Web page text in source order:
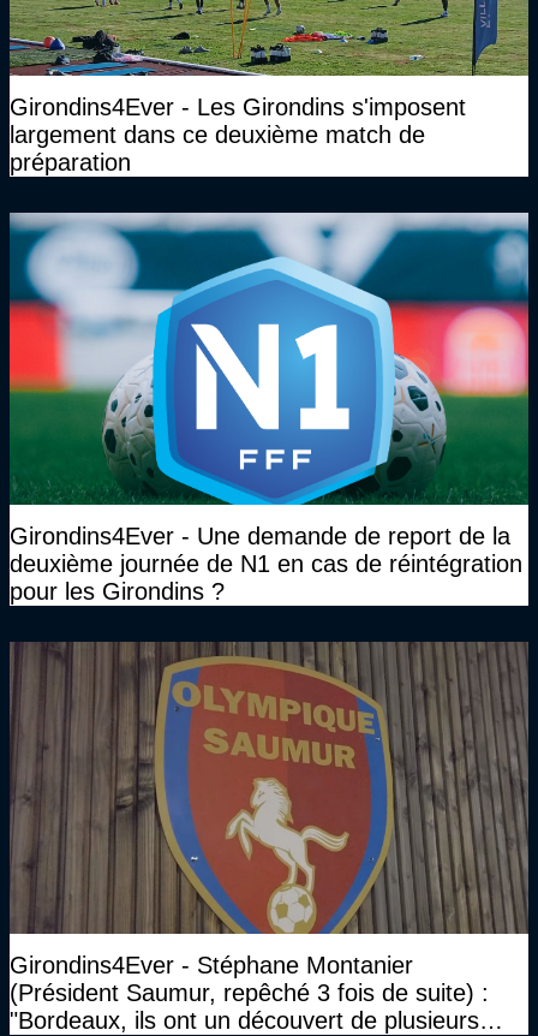
Girondins4Ever - Les Girondins s'imposent
largement dans ce deuxième match de
préparation
Girondins4Ever - Une demande de report de la
deuxième journée de N1 en cas de réintégration
pour les Girondins ?
Girondins4Ever - Stéphane Montanier
(Président Saumur, repêché 3 fois de suite) :
"Bordeaux, ils ont un découvert de plusieurs